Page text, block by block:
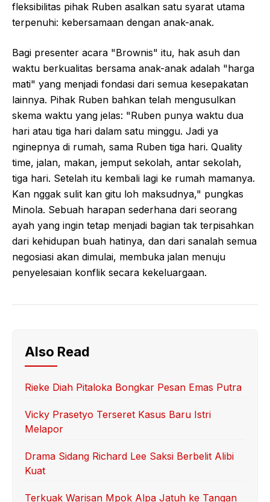
fleksibilitas pihak Ruben asalkan satu syarat utama
terpenuhi: kebersamaan dengan anak-anak.
Bagi presenter acara "Brownis" itu, hak asuh dan
waktu berkualitas bersama anak-anak adalah "harga
mati" yang menjadi fondasi dari semua kesepakatan
lainnya. Pihak Ruben bahkan telah mengusulkan
skema waktu yang jelas: "Ruben punya waktu dua
hari atau tiga hari dalam satu minggu. Jadi ya
nginepnya di rumah, sama Ruben tiga hari. Quality
time, jalan, makan, jemput sekolah, antar sekolah,
tiga hari. Setelah itu kembali lagi ke rumah mamanya.
Kan nggak sulit kan gitu loh maksudnya," pungkas
Minola. Sebuah harapan sederhana dari seorang
ayah yang ingin tetap menjadi bagian tak terpisahkan
dari kehidupan buah hatinya, dan dari sanalah semua
negosiasi akan dimulai, membuka jalan menuju
penyelesaian konflik secara kekeluargaan.
Also Read
Rieke Diah Pitaloka Bongkar Pesan Emas Putra
Vicky Prasetyo Terseret Kasus Baru Istri
Melapor
Drama Sidang Richard Lee Saksi Berbelit Alibi
Kuat
Terkuak Warisan Mpok Alpa Jatuh ke Tangan